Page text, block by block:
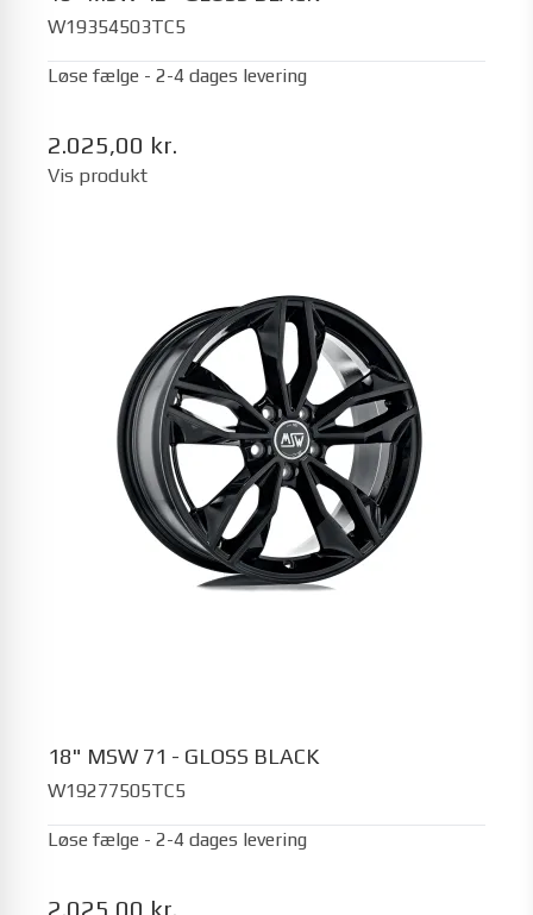
W19354503TC5
Løse fælge - 2-4 dages levering
2.025,00 kr.
Vis produkt
18" MSW 71 - GLOSS BLACK
W19277505TC5
Løse fælge - 2-4 dages levering
2.025,00 kr.